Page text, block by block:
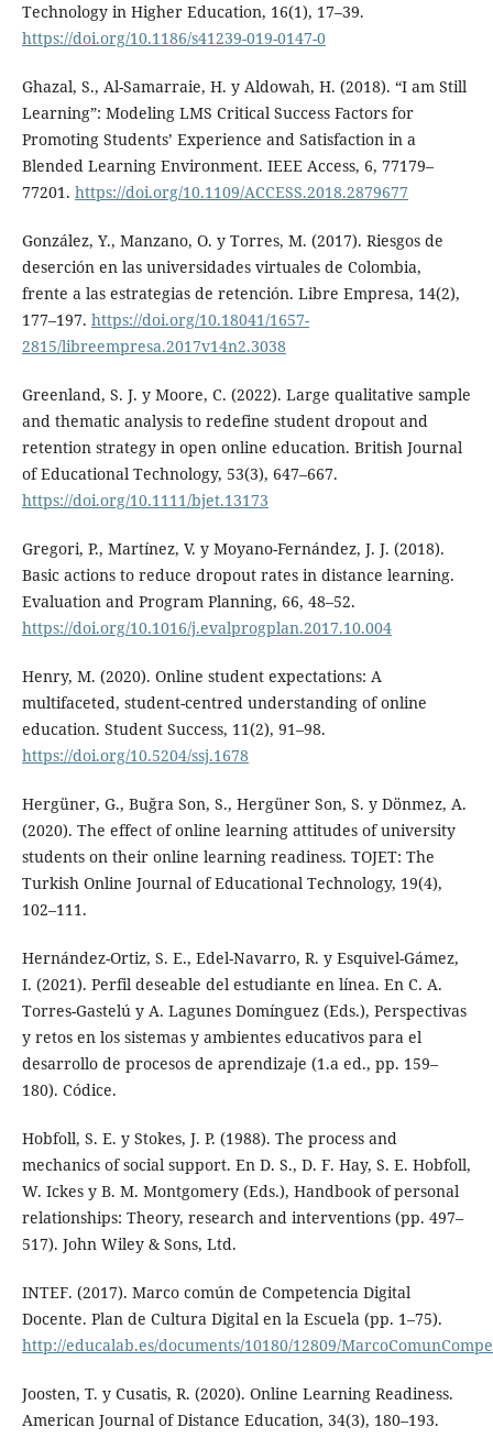
Technology in Higher Education, 16(1), 17–39.
https://doi.org/10.1186/s41239-019-0147-0
Ghazal, S., Al-Samarraie, H. y Aldowah, H. (2018). “I am Still
Learning”: Modeling LMS Critical Success Factors for
Promoting Students’ Experience and Satisfaction in a
Blended Learning Environment. IEEE Access, 6, 77179–
77201. https://doi.org/10.1109/ACCESS.2018.2879677
González, Y., Manzano, O. y Torres, M. (2017). Riesgos de
deserción en las universidades virtuales de Colombia,
frente a las estrategias de retención. Libre Empresa, 14(2),
177–197. https://doi.org/10.18041/1657-
2815/libreempresa.2017v14n2.3038
Greenland, S. J. y Moore, C. (2022). Large qualitative sample
and thematic analysis to redefine student dropout and
retention strategy in open online education. British Journal
of Educational Technology, 53(3), 647–667.
https://doi.org/10.1111/bjet.13173
Gregori, P., Martínez, V. y Moyano-Fernández, J. J. (2018).
Basic actions to reduce dropout rates in distance learning.
Evaluation and Program Planning, 66, 48–52.
https://doi.org/10.1016/j.evalprogplan.2017.10.004
Henry, M. (2020). Online student expectations: A
multifaceted, student-centred understanding of online
education. Student Success, 11(2), 91–98.
https://doi.org/10.5204/ssj.1678
Hergüner, G., Buğra Son, S., Hergüner Son, S. y Dönmez, A.
(2020). The effect of online learning attitudes of university
students on their online learning readiness. TOJET: The
Turkish Online Journal of Educational Technology, 19(4),
102–111.
Hernández-Ortiz, S. E., Edel-Navarro, R. y Esquivel-Gámez,
I. (2021). Perfil deseable del estudiante en línea. En C. A.
Torres-Gastelú y A. Lagunes Domínguez (Eds.), Perspectivas
y retos en los sistemas y ambientes educativos para el
desarrollo de procesos de aprendizaje (1.a ed., pp. 159–
180). Códice.
Hobfoll, S. E. y Stokes, J. P. (1988). The process and
mechanics of social support. En D. S., D. F. Hay, S. E. Hobfoll,
W. Ickes y B. M. Montgomery (Eds.), Handbook of personal
relationships: Theory, research and interventions (pp. 497–
517). John Wiley & Sons, Ltd.
INTEF. (2017). Marco común de Competencia Digital
Docente. Plan de Cultura Digital en la Escuela (pp. 1–75).
http://educalab.es/documents/10180/12809/
Joosten, T. y Cusatis, R. (2020). Online Learning Readiness.
American Journal of Distance Education, 34(3), 180–193.